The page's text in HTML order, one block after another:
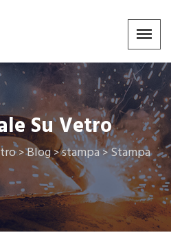
Su Vetro
>Blog>stampa>Stampa